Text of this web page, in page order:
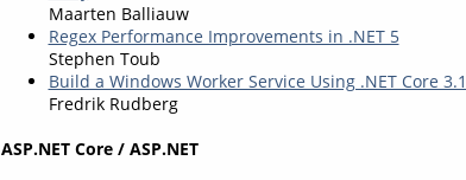
Maarten Balliauw
Regex Performance Improvements in .NET 5
Stephen Toub
Build a Windows Worker Service Using .NET Core
Fredrik Rudberg
ASP.NET Core / ASP.NET